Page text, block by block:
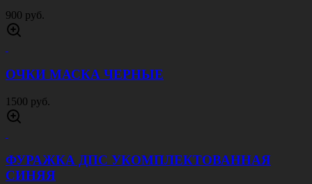
900 руб.
ОЧКИ МАСКА ЧЕРНЫЕ
1500 руб.
ФУРАЖКА ДПС УКОМПЛЕКТОВАННАЯ
СИНЯЯ